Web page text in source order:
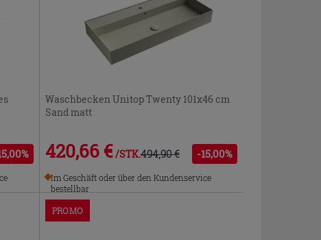
Waschbecken Unitop Twenty 101x46 cm
Sand matt
420,66 € /STK.494,90 € -15,00%
Im Geschäft oder über den Kundenservice
bestellbar
PROMO